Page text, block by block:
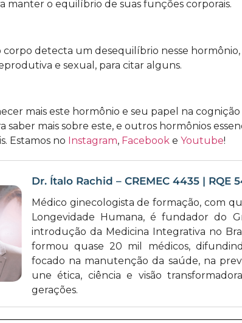
manter o equilíbrio de suas funções corporais.
corpo detecta um desequilíbrio nesse
e sexual, para citar alguns.
mais este hormônio e seu papel na
saber mais sobre este, e outros hormônios
Estamos no Instagram, Facebook e Youtube!
Dr. Ítalo Rachid – CREMEC 4435 | RQE
Médico ginecologista de formação, com
Longevidade Humana, é fundador do
introdução da Medicina Integrativa no
formou quase 20 mil médicos,
focado na manutenção da saúde, na
une ética, ciência e visão
gerações.